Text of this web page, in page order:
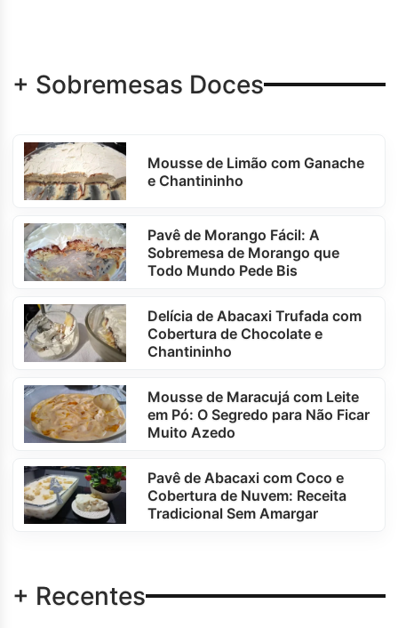
+ Sobremesas Doces
Mousse de Limão com Ganache
e Chantininho
Pavê de Morango Fácil: A
Sobremesa de Morango que
Todo Mundo Pede Bis
Delícia de Abacaxi Trufada com
Cobertura de Chocolate e
Chantininho
Mousse de Maracujá com Leite
em Pó: O Segredo para Não Ficar
Muito Azedo
Pavê de Abacaxi com Coco e
Cobertura de Nuvem: Receita
Tradicional Sem Amargar
+ Recentes